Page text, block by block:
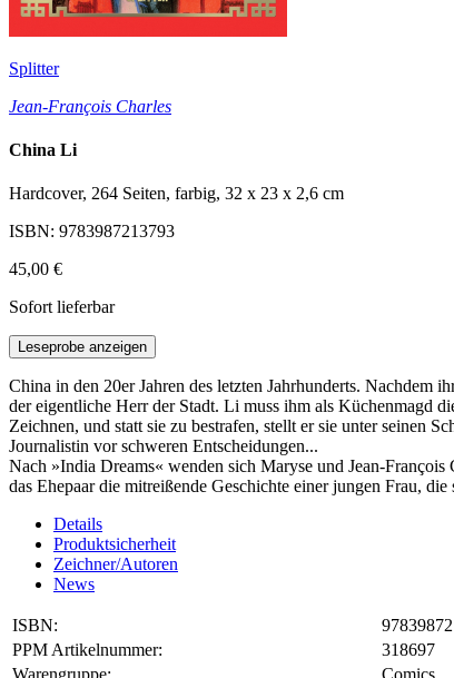
Splitter
Jean-François Charles
China Li
Hardcover, 264 Seiten, farbig, 32 x 23 x 2,6 cm
ISBN: 9783987213793
45,00 €
Sofort lieferbar
Leseprobe anzeigen
China in den 20er Jahren des letzten Jahrhunderts. Nachdem
der eigentliche Herr der Stadt. Li muss ihm als Küchenmagd
Zeichnen, und statt sie zu bestrafen, stellt er sie unter seinen
Journalistin vor schweren Entscheidungen...
Nach »India Dreams« wenden sich Maryse und Jean-
das Ehepaar die mitreißende Geschichte einer jungen Frau,
Details
Produktsicherheit
Zeichner/Autoren
News
ISBN:
PPM Artikelnummer:
318697